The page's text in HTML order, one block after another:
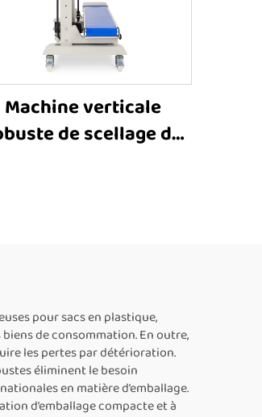
Machine verticale
de scellage de
sacs en plastique,
de scellage
pour sacs
machine
pour sacs en plastique,
de consommation. En outre,
les pertes par détérioration.
éliminent le besoin
en matière d’emballage.
d’emballage compacte et à